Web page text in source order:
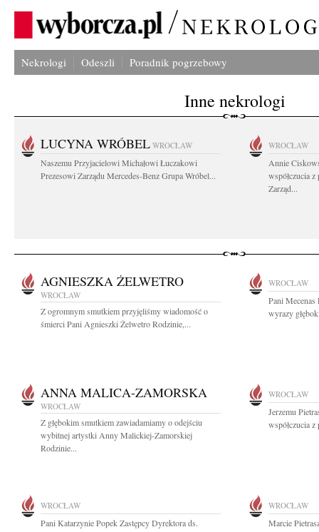
Nekrologi Odeszli Poradnik pogrzebowy
Inne nekrologi
LUCYNA WRÓBEL WROCŁAW
Naszemu Przyjacielowi Michałowi Łuczakowi
Prezesowi Zarządu Mercedes-Benz Grupa Wróbel...
WROCŁAW
Annie
współczucia
Zarząd...
AGNIESZKA ŻELWETRO
WROCŁAW
Z ogromnym smutkiem przyjęliśmy wiadomość o
śmierci Pani Agnieszki Żelwetro Rodzinie,...
WROCŁAW
Pani
wyrazy
ANNA MALICA-ZAMORSKA
WROCŁAW
Z głębokim smutkiem zawiadamiamy o odejściu
wybitnej artystki Anny Malickiej-Zamorskiej
Rodzinie...
WROCŁAW
Jerzemu
współczucia
WROCŁAW
Pani Katarzynie Popek Zastępcy Dyrektora ds.
WROCŁAW
Marcie